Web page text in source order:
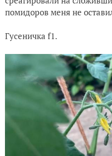
помидоров меня не
Гусеничка f1.